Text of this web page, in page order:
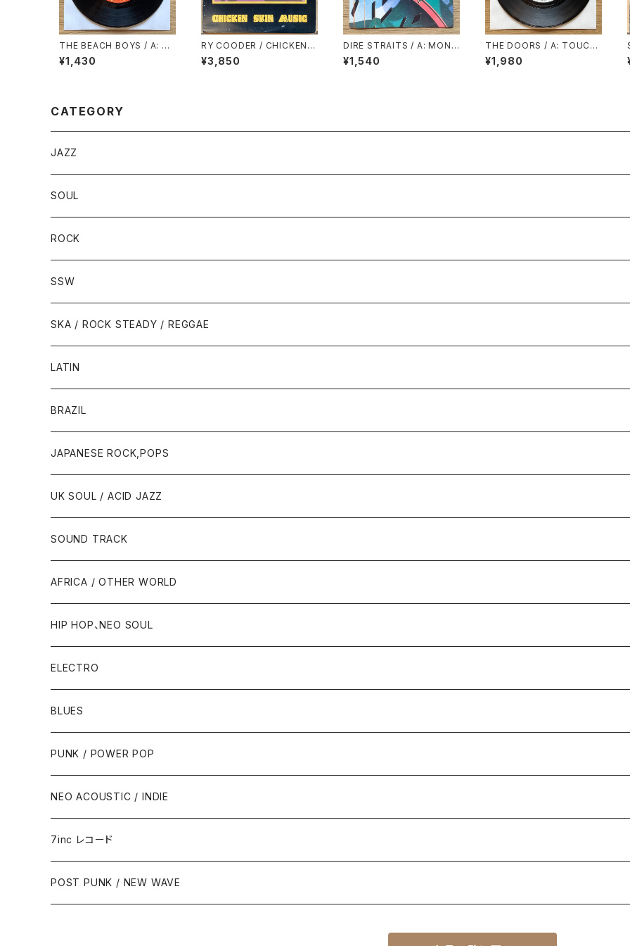
THE BEACH BOYS / A: G
OOD VIBRATIONS / B: LE
T’S GO AWAY FOR AWHIL
¥1,430
RY COODER / CHICKEN S
KIN MUSIC
¥3,850
DIRE STRAITS / A: MONE
Y FOR NOTHING / B: LOV
E OVER GOLD (LIVE)
¥1,540
THE DOORS / A: TOUCH
ME / B: WILD CHILD
¥1,980
CATEGORY
JAZZ
SOUL
ROCK
SSW
SKA / ROCK STEADY / REGGAE
LATIN
BRAZIL
JAPANESE ROCK,POPS
UK SOUL / ACID JAZZ
SOUND TRACK
AFRICA / OTHER WORLD
HIP HOP、NEO SOUL
ELECTRO
BLUES
PUNK / POWER POP
NEO ACOUSTIC / INDIE
7inc レコード
PUNK / 2TONE
POST PUNK / NEW WAVE